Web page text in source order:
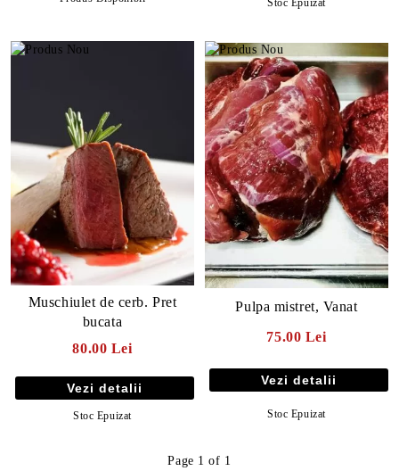
30%
Stoc Epuizat
Muschiulet de cerb. Pret
bucata
80.00 Lei
Vezi detalii
Stoc Epuizat
Pulpa mistret, Vanat
75.00 Lei
Vezi detalii
Stoc Epuizat
Page 1 of 1